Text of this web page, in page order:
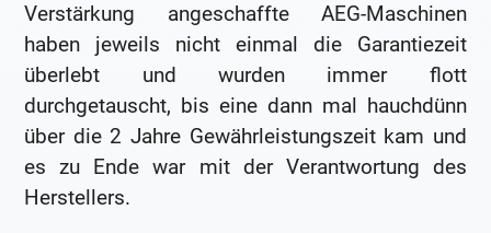
Verstärkung angeschaffte AEG-Maschinen
haben jeweils nicht einmal die Garantiezeit
überlebt und wurden immer flott
durchgetauscht, bis eine dann mal hauchdünn
über die 2 Jahre Gewährleistungszeit kam und
es zu Ende war mit der Verantwortung des
Herstellers.